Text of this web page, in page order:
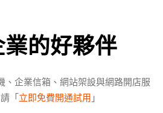
業的好夥伴
、企業信箱、網站架設與網路開店服
「立即免費開通試用 」